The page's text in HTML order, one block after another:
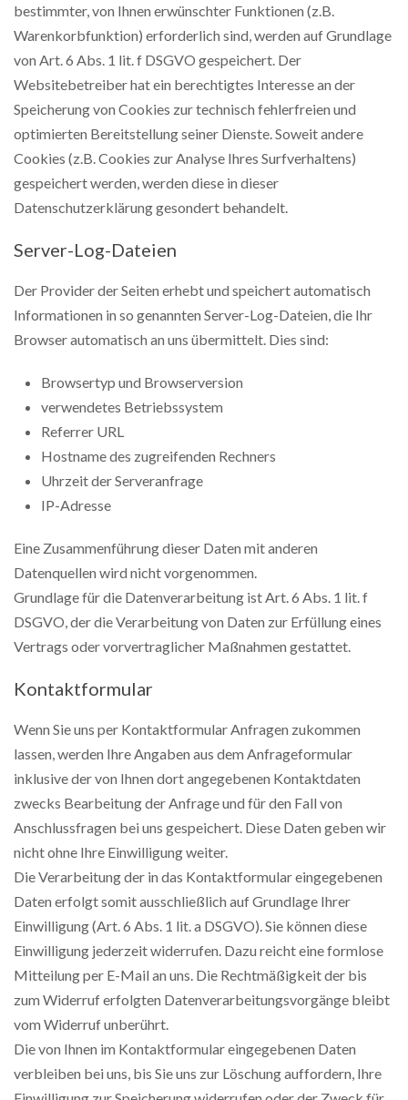
bestimmter, von Ihnen erwünschter Funktionen (z.B.
Warenkorbfunktion) erforderlich sind, werden auf Grundlage
von Art. 6 Abs. 1 lit. f DSGVO gespeichert. Der
Websitebetreiber hat ein berechtigtes Interesse an der
Speicherung von Cookies zur technisch fehlerfreien und
optimierten Bereitstellung seiner Dienste. Soweit andere
Cookies (z.B. Cookies zur Analyse Ihres Surfverhaltens)
gespeichert werden, werden diese in dieser
Datenschutzerklärung gesondert behandelt.
Server-Log-Dateien
Der Provider der Seiten erhebt und speichert automatisch
Informationen in so genannten Server-Log-Dateien, die Ihr
Browser automatisch an uns übermittelt. Dies sind:
Browsertyp und Browserversion
verwendetes Betriebssystem
Referrer URL
Hostname des zugreifenden Rechners
Uhrzeit der Serveranfrage
IP-Adresse
Eine Zusammenführung dieser Daten mit anderen
Datenquellen wird nicht vorgenommen.
Grundlage für die Datenverarbeitung ist Art. 6 Abs. 1 lit. f
DSGVO, der die Verarbeitung von Daten zur Erfüllung eines
Vertrags oder vorvertraglicher Maßnahmen gestattet.
Kontaktformular
Wenn Sie uns per Kontaktformular Anfragen zukommen
lassen, werden Ihre Angaben aus dem Anfrageformular
inklusive der von Ihnen dort angegebenen Kontaktdaten
zwecks Bearbeitung der Anfrage und für den Fall von
Anschlussfragen bei uns gespeichert. Diese Daten geben wir
nicht ohne Ihre Einwilligung weiter.
Die Verarbeitung der in das Kontaktformular eingegebenen
Daten erfolgt somit ausschließlich auf Grundlage Ihrer
Einwilligung (Art. 6 Abs. 1 lit. a DSGVO). Sie können diese
Einwilligung jederzeit widerrufen. Dazu reicht eine formlose
Mitteilung per E-Mail an uns. Die Rechtmäßigkeit der bis
zum Widerruf erfolgten Datenverarbeitungsvorgänge bleibt
vom Widerruf unberührt.
Die von Ihnen im Kontaktformular eingegebenen Daten
verbleiben bei uns, bis Sie uns zur Löschung auffordern, Ihre